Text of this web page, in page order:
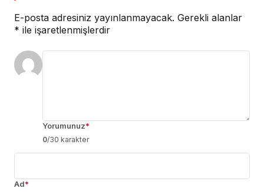
E-posta adresiniz yayınlanmayacak. Gerekli alanlar
* ile işaretlenmişlerdir
Yorumunuz*
0/30 karakter
Ad*